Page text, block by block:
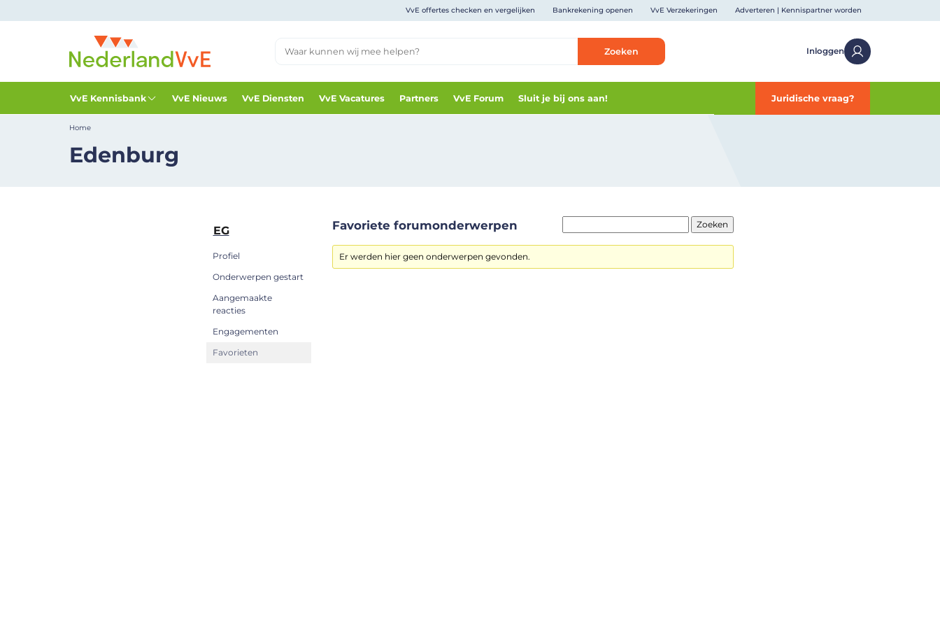
VvE offertes checken en vergelijken Bankrekening openen VvE Verzekeringen Adverteren | Kennispartner worden
Zoeken Inloggen
VvE Kennisbank VvE Nieuws VvE Diensten VvE Vacatures Partners VvE Forum Sluit je bij ons aan! Juridische vraag?
Home
Edenburg
EG
Profiel
Onderwerpen gestart
Aangemaakte
reacties
Engagementen
Favorieten
Favoriete forumonderwerpen
Er werden hier geen onderwerpen gevonden.